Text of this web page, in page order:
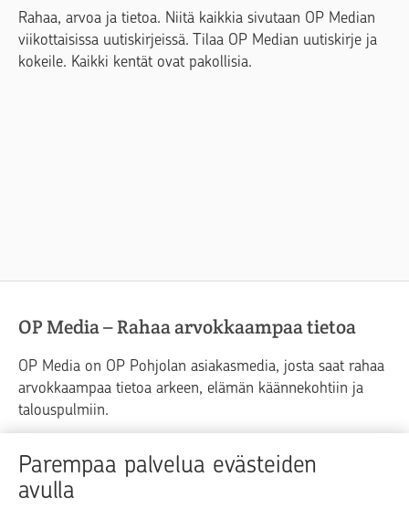
Parempaa palvelua evästeiden
avulla
Rahaa, arvoa ja tietoa. Niitä kaikkia sivutaan OP Median
viikottaisissa uutiskirjeissä. Tilaa OP Median uutiskirje ja
kokeile. Kaikki kentät ovat pakollisia.
OP Media – Rahaa arvokkaampaa tietoa
OP Media on OP Pohjolan asiakasmedia, josta saat rahaa
arvokkaampaa tietoa arkeen, elämän käännekohtiin ja
talouspulmiin.
Raha Elämä
Yrityselämä
Blogit ja puheenvuorot